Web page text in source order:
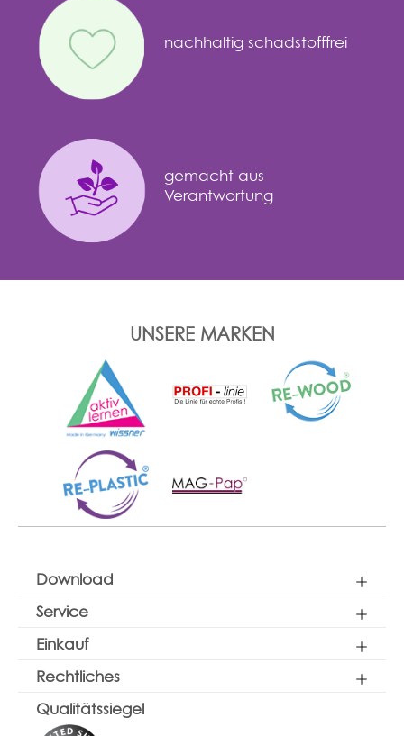
nachhaltig schadstofffrei
gemacht aus
Verantwortung
UNSERE MARKEN
Download
Service
Einkauf
Rechtliches
Qualitätssiegel